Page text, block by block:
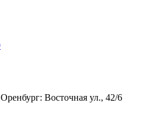
Восточная ул., 42/6